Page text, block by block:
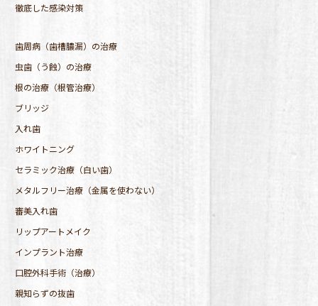
徹底した感染対策
歯周病（歯槽膿漏）の治療
虫歯（う蝕）の治療
根の治療（根管治療）
ブリッジ
入れ歯
ホワイトニング
セラミック治療（白い歯）
メタルフリー治療（金属を使わない）
審美入れ歯
リップアートメイク
インプラント治療
口腔外科手術（治療）
親知らずの抜歯